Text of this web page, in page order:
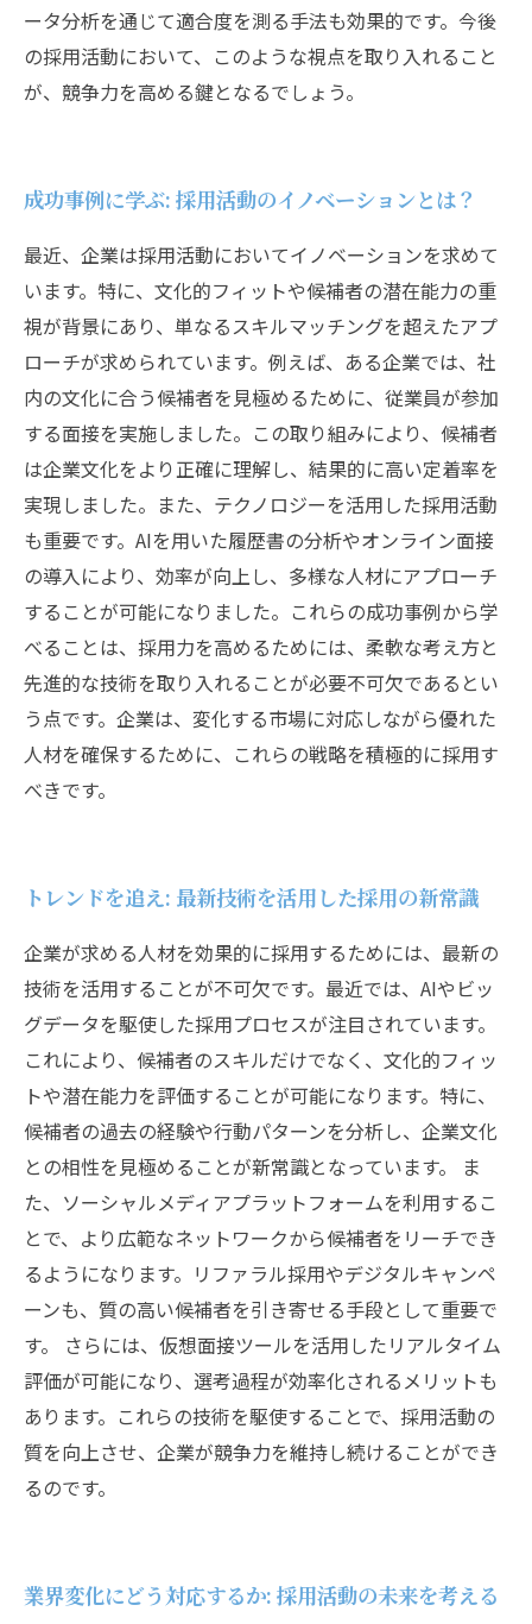
ータ分析を通じて適合度を測る手法も効果的です。今後
の採用活動において、このような視点を取り入れること
が、競争力を高める鍵となるでしょう。
成功事例に学ぶ: 採用活動のイノベーションとは？
最近、企業は採用活動においてイノベーションを求めて
います。特に、文化的フィットや候補者の潜在能力の重
視が背景にあり、単なるスキルマッチングを超えたアプ
ローチが求められています。例えば、ある企業では、社
内の文化に合う候補者を見極めるために、従業員が参加
する面接を実施しました。この取り組みにより、候補者
は企業文化をより正確に理解し、結果的に高い定着率を
実現しました。また、テクノロジーを活用した採用活動
も重要です。AIを用いた履歴書の分析やオンライン面接
の導入により、効率が向上し、多様な人材にアプローチ
することが可能になりました。これらの成功事例から学
べることは、採用力を高めるためには、柔軟な考え方と
先進的な技術を取り入れることが必要不可欠であるとい
う点です。企業は、変化する市場に対応しながら優れた
人材を確保するために、これらの戦略を積極的に採用す
べきです。
トレンドを追え: 最新技術を活用した採用の新常識
企業が求める人材を効果的に採用するためには、最新の
技術を活用することが不可欠です。最近では、AIやビッ
グデータを駆使した採用プロセスが注目されています。
これにより、候補者のスキルだけでなく、文化的フィッ
トや潜在能力を評価することが可能になります。特に、
候補者の過去の経験や行動パターンを分析し、企業文化
との相性を見極めることが新常識となっています。 ま
た、ソーシャルメディアプラットフォームを利用するこ
とで、より広範なネットワークから候補者をリーチでき
るようになります。リファラル採用やデジタルキャンペ
ーンも、質の高い候補者を引き寄せる手段として重要で
す。 さらには、仮想面接ツールを活用したリアルタイム
評価が可能になり、選考過程が効率化されるメリットも
あります。これらの技術を駆使することで、採用活動の
質を向上させ、企業が競争力を維持し続けることができ
るのです。
業界変化にどう対応するか: 採用活動の未来を考える